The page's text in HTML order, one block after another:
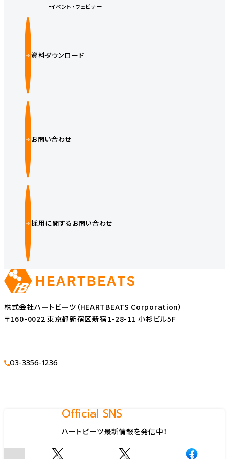
イベント・ウェビナー
資料ダウンロード
お問い合わせ
採用に関するお問い合わせ
株式会社ハートビーツ（HEARTBEATS Corporation）
〒160-0022 東京都新宿区新宿1-28-11 小杉ビル5F
03-3356-1236
Official SNS
ハートビーツ最新情報を発信中！